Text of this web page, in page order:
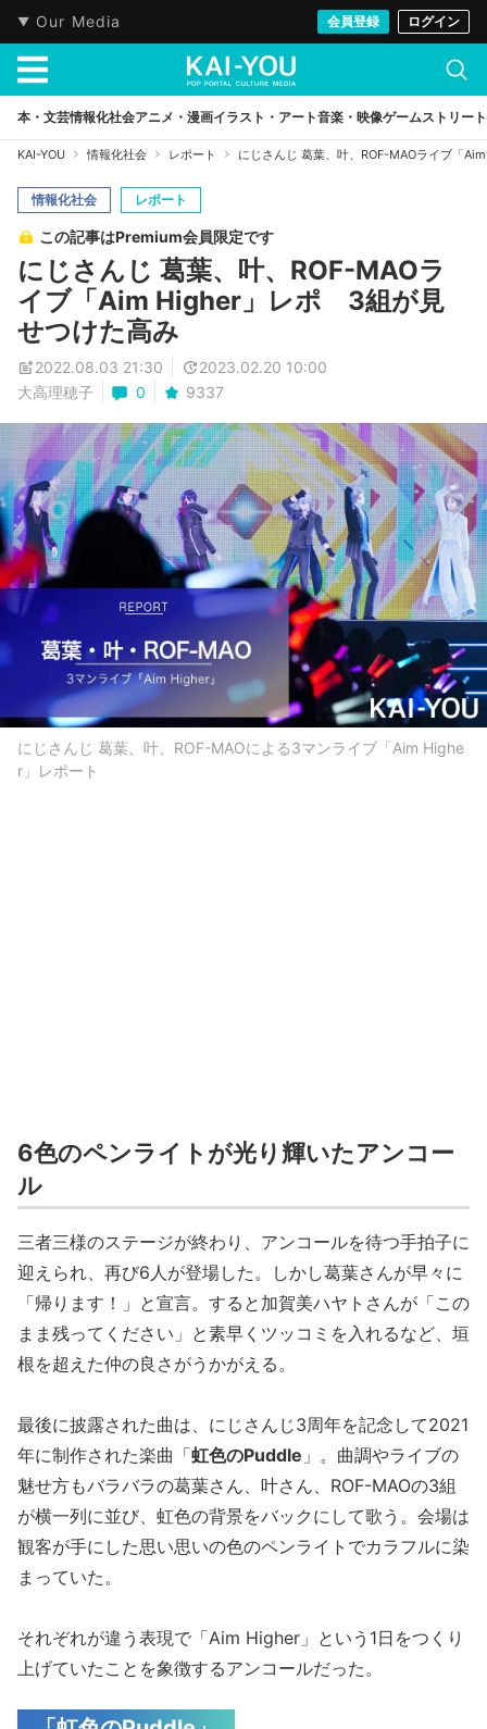
Our Media 会員登録 ログイン
本・文芸情報化社会アニメ・漫画イラスト・アート音楽・映像ゲームストリート
KAI-YOU 情報化社会 レポート にじさんじ 葛葉、叶、ROF-MAOライブ「
情報化社会 レポート
この記事はPremium会員限定です
にじさんじ 葛葉、叶、ROF-MAOラ
イブ「Aim Higher」レポ 3組が見
せつけた高み
2022.08.03 21:30
2023.02.20 10:00
大高理穂子
0 9337
にじさんじ 葛葉、叶、ROF-MAOによる3マンライブ「Aim Highe
r」レポート
6色のペンライトが光り輝いたアンコー
ル
三者三様のステージが終わり、アンコールを待つ手拍子に
迎えられ、再び6人が登場した。しかし葛葉さんが早々に
「帰ります！」と宣言。すると加賀美ハヤトさんが「この
まま残ってください」と素早くツッコミを入れるなど、垣
根を超えた仲の良さがうかがえる。
最後に披露された曲は、にじさんじ3周年を記念して2021
年に制作された楽曲「虹色のPuddle 」。曲調やライブの
魅せ方もバラバラの葛葉さん、叶さん、ROF-MAOの3組
が横一列に並び、虹色の背景をバックにして歌う。会場は
観客が手にした思い思いの色のペンライトでカラフルに染
まっていた。
それぞれが違う表現で「Aim Higher」という1日をつくり
上げていたことを象徴するアンコールだった。